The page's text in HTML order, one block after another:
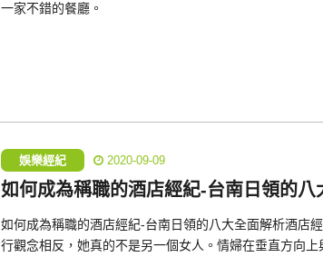
一家不錯的餐廳。
娛樂經紀 2020-09-09
如何成為稱職的酒店經紀-台南日領的八
如何成為稱職的酒店經紀-台南日領的八大全面解析酒店
行觀念相反，她真的不是另一個女人。情婦在垂直方向